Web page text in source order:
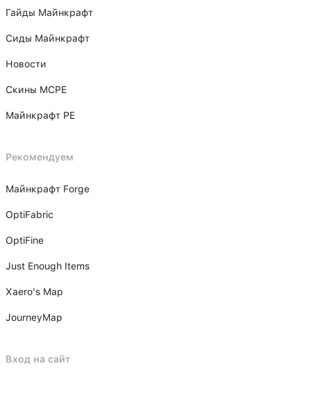
Гайды Майнкрафт
Сиды Майнкрафт
Новости
Скины MCPE
Майнкрафт PE
Рекомендуем
Майнкрафт Forge
OptiFabric
OptiFine
Just Enough Items
Xаero's Mаp
JourneyMap
Вход на сайт